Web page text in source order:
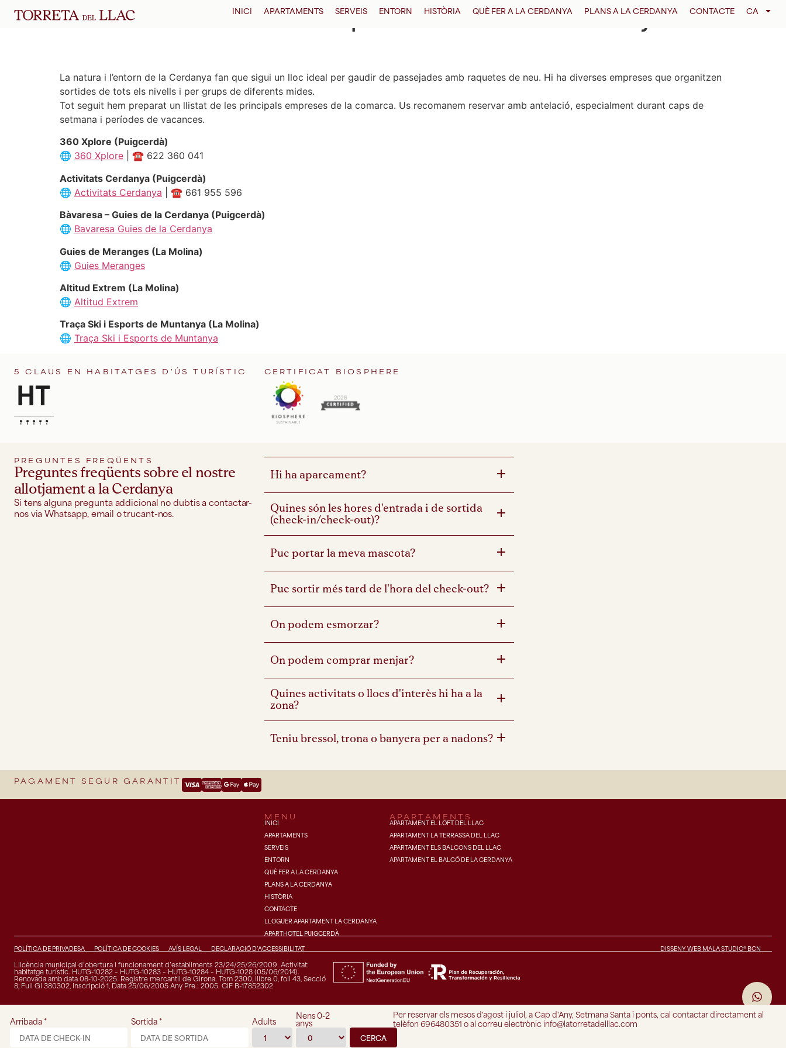
INICI APARTAMENTS SERVEIS ENTORN HISTÒRIA QUÈ FER A LA CERDANYA PLANS A LA CERDANYA CONTACTE CA
Arribada* Sortida* Adults Nens 0-2
anys
Per reservar els mesos d'agost i juliol, a Cap d'Any, Setmana Santa i ponts, cal contactar directament al
telèfon 696480351 o al correu electrònic info@latorretadelllac.com
Sortides Guiades amb Raquetes de Neu a la Cerdanya
La natura i l’entorn de la Cerdanya fan que sigui un lloc ideal per gaudir de passejades amb raquetes de neu. Hi ha diverses empreses que organitzen
sortides de tots els nivells i per grups de diferents mides.
Tot seguit hem preparat un llistat de les principals empreses de la comarca. Us recomanem reservar amb antelació, especialment durant caps de
setmana i períodes de vacances.
360 Xplore (Puigcerdà)
🌐 360 Xplore | ☎️ 622 360 041
Activitats Cerdanya (Puigcerdà)
🌐 Activitats Cerdanya | ☎️ 661 955 596
Bàvaresa – Guies de la Cerdanya (Puigcerdà)
🌐 Bavaresa Guies de la Cerdanya
Guies de Meranges (La Molina)
🌐 Guies Meranges
Altitud Extrem (La Molina)
🌐 Altitud Extrem
Traça Ski i Esports de Muntanya (La Molina)
🌐 Traça Ski i Esports de Muntanya
5 CLAUS EN HABITATGES D'ÚS TURÍSTIC CERTIFICAT BIOSPHERE
PREGUNTES FREQÜENTS
Preguntes freqüents sobre el nostre
allotjament a la Cerdanya
Si tens alguna pregunta addicional no dubtis a contactar-
nos via Whatsapp, email o trucant-nos.
Hi ha aparcament?
Quines són les hores d'entrada i de sortida
(check-in/check-out)?
Puc portar la meva mascota?
Puc sortir més tard de l'hora del check-out?
On podem esmorzar?
On podem comprar menjar?
Quines activitats o llocs d'interès hi ha a la
zona?
Teniu bressol, trona o banyera per a nadons?
PAGAMENT SEGUR GARANTIT
MENU
INICI
APARTAMENTS
SERVEIS
ENTORN
QUÈ FER A LA CERDANYA
PLANS A LA CERDANYA
HISTÒRIA
CONTACTE
LLOGUER APARTAMENT LA CERDANYA
APARTHOTEL PUIGCERDÀ
APARTAMENTS
APARTAMENT EL LOFT DEL LLAC
APARTAMENT LA TERRASSA DEL LLAC
APARTAMENT ELS BALCONS DEL LLAC
APARTAMENT EL BALCÓ DE LA CERDANYA
POLÍTICA DE PRIVADESA POLÍTICA DE COOKIES AVÍS LEGAL DECLARACIÓ D’ACCESSIBILITAT DISSENY WEB MALA STUDIO® BCN
Llicència municipal d’obertura i funcionament d’establiments 23/24/25/26/2009. Activitat:
habitatge turístic. HUTG-10282 – HUTG-10283 – HUTG-10284 – HUTG-1028 (05/06/2014).
Renovada amb data 08-10-2025. Registre mercantil de Girona. Tom 2300, llibre 0, foli 43, Secció
8, Full GI 380302, Inscripció 1, Data 25/06/2005 Any Pre.: 2005. CIF B-17852302